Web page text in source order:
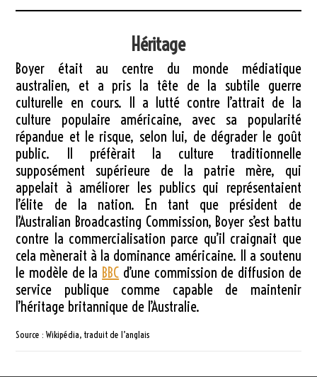
Héritage
Boyer était au centre du monde médiatique
australien, et a pris la tête de la subtile guerre
culturelle en cours. Il a lutté contre l’attrait de la
culture populaire américaine, avec sa popularité
répandue et le risque, selon lui, de dégrader le goût
public. Il préfèrait la culture traditionnelle
supposément supérieure de la patrie mère, qui
appelait à améliorer les publics qui représentaient
l’élite de la nation. En tant que président de
l’Australian Broadcasting Commission, Boyer s’est battu
contre la commercialisation parce qu’il craignait que
cela mènerait à la dominance américaine. Il a soutenu
le modèle de la BBC d’une commission de diffusion de
service publique comme capable de maintenir
l’héritage britannique de l’Australie.
Source : Wikipédia, traduit de l’anglais